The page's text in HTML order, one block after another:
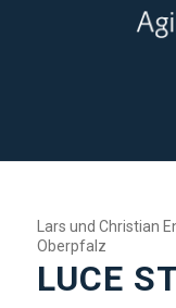
Lars und Christian
Oberpfalz
LUCE